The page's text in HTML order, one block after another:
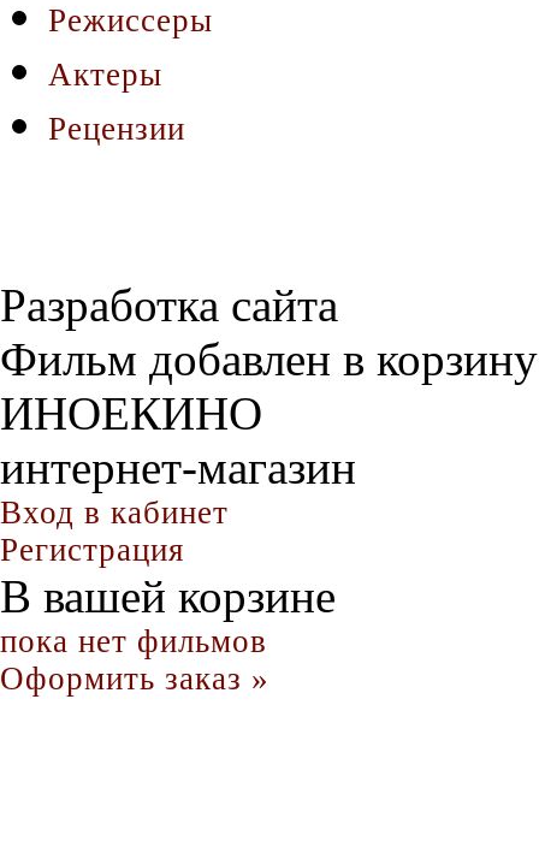
Режиссеры
Актеры
Рецензии
Разработка сайта
Фильм добавлен в корзину
ИНОЕКИНО
интернет-магазин
Вход в кабинет
Регистрация
В вашей корзине
пока нет фильмов
Оформить заказ »